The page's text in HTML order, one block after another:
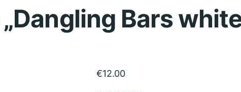
Bars
€12.00